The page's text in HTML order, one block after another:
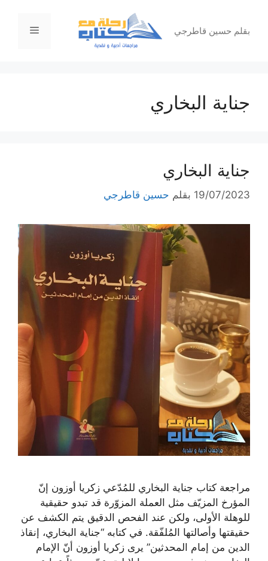
المحتوىبقلم حسين قاطرجي القائمة
جناية البخاري
جناية البخاري
19/07/2023 بقلم حسين قاطرجي
مراجعة كتاب جناية البخاري للمُدّعي زكريا أوزون إنّ
المؤرخ المزيّف مثل العملة المزوّرة قد تبدو حقيقية
للوهلة الأولى، ولكن عند الفحص الدقيق يتم الكشف عن
حقيقتها وأصالتها المُلفّقة. في كتابه “جناية البخاري، إنقاذ
الدين من إمام المحدثين” يرى زكريا أوزون أنّ الإمام